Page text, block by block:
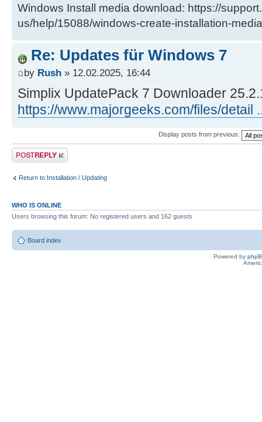
Windows Install media download: https://
us/help/15088/windows-create-installation-media
Re: Updates für Windows 7
by Rush » 12.02.2025, 16:44
Simplix UpdatePack 7 Downloader
https://www.majorgeeks.com/files/detail
Display posts from previous:
Post a reply
Return to Installation / Updating
WHO IS ONLINE
Users browsing this forum: No registered users and 162 guests
Board index
Powered by